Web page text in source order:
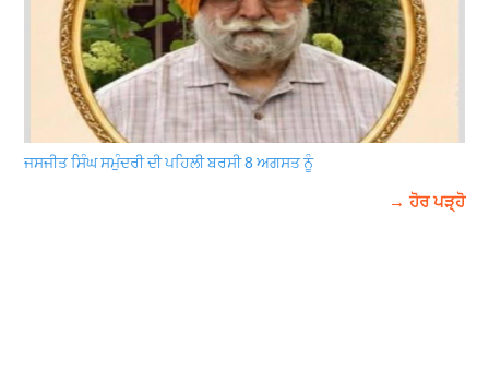
ਜਸਜੀਤ ਸਿੰਘ ਸਮੁੰਦਰੀ ਦੀ ਪਹਿਲੀ ਬਰਸੀ 8 ਅਗਸਤ ਨੂੰ
→ ਹੋਰ ਪੜ੍ਹੋ